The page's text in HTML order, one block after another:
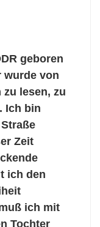
geboren
wurde von
lesen, zu
Ich bin
Zeit
ich den
ich mit
Tochter